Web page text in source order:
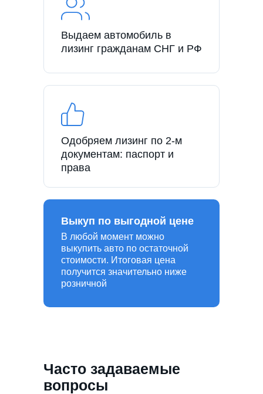
Выдаем автомобиль в
лизинг гражданам СНГ и РФ
Одобряем лизинг по 2-м
документам: паспорт и
права
В любой момент можно
выкупить авто по остаточной
стоимости. Итоговая цена
получится значительно ниже
розничной
Выкуп по выгодной цене
Часто задаваемые
вопросы